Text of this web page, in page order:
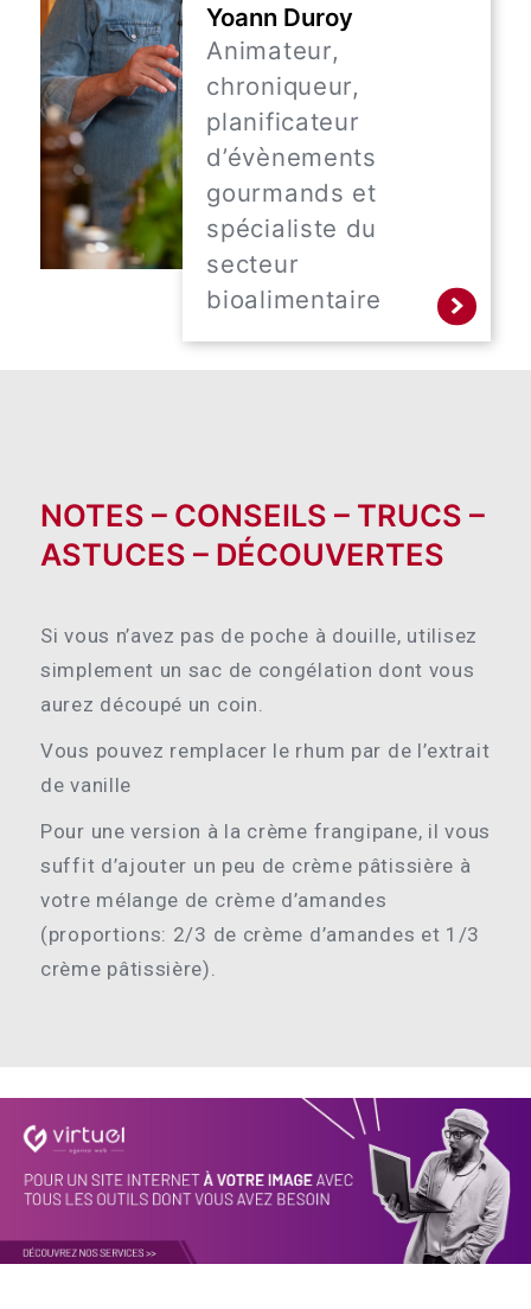
Yoann Duroy
Animateur,
chroniqueur,
planificateur
d’évènements
gourmands et
spécialiste du
secteur
bioalimentaire
NOTES – CONSEILS – TRUCS –
ASTUCES – DÉCOUVERTES
Si vous n’avez pas de poche à douille, utilisez
simplement un sac de congélation dont vous
aurez découpé un coin.
Vous pouvez remplacer le rhum par de l’extrait
de vanille
Pour une version à la crème frangipane, il vous
suffit d’ajouter un peu de crème pâtissière à
votre mélange de crème d’amandes
(proportions: 2/3 de crème d’amandes et 1/3
crème pâtissière).